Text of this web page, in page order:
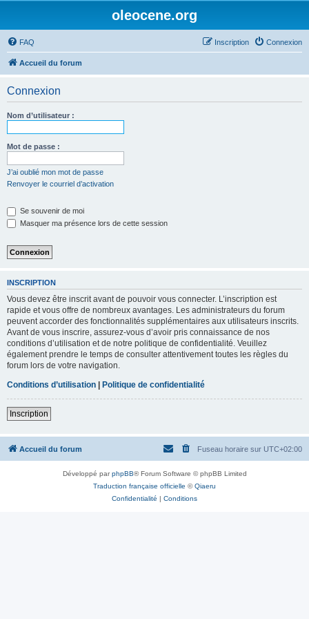
oleocene.org
FAQ Connexion
Inscription
Accueil du forum
Connexion
Nom d’utilisateur :
Mot de passe :
J’ai oublié mon mot de passe
Renvoyer le courriel d’activation
Se souvenir de moi
Masquer ma présence lors de cette session
INSCRIPTION
Vous devez être inscrit avant de pouvoir vous connecter. L’inscription est
rapide et vous offre de nombreux avantages. Les administrateurs du forum
peuvent accorder des fonctionnalités supplémentaires aux utilisateurs inscrits.
Avant de vous inscrire, assurez-vous d’avoir pris connaissance de nos
conditions d’utilisation et de notre politique de confidentialité. Veuillez
également prendre le temps de consulter attentivement toutes les règles du
forum lors de votre navigation.
Conditions d’utilisation | Politique de confidentialité
Inscription
Accueil du forum Fuseau horaire sur UTC+02:00
Développé parphpBB® Forum Software © phpBB Limited
Traduction française officielle ©Qiaeru
Confidentialité | Conditions